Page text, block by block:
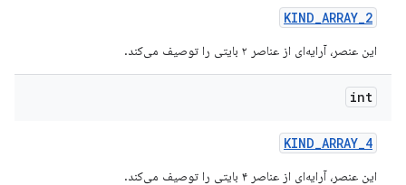
KIND_ARRAY_2
این عنصر، آرایه‌ای از عناصر ۲ بایتی را توصیف می‌کند.
int
KIND_ARRAY_4
این عنصر، آرایه‌ای از عناصر ۴ بایتی را توصیف می‌کند.